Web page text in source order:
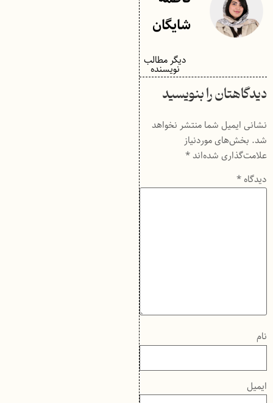
شایگان
دیگر مطالب
نویسنده
دیدگاهتان را بنویسید
نشانی ایمیل شما منتشر نخواهد
شد. بخش‌های موردنیاز
علامت‌گذاری شده‌اند*
دیدگاه*
نام
ایمیل